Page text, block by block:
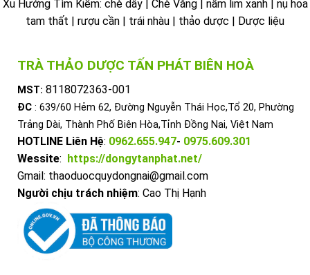
Xu Hướng Tìm Kiếm: chè dây | Chè Vằng | nấm lim xanh | nụ hoa
tam thất | rượu cần | trái nhàu | thảo dược | Dược liệu
TRÀ THẢO DƯỢC TẤN PHÁT BIÊN HOÀ
MST: 8118072363-001
ĐC : 639/60 Hẻm 62, Đường Nguyễn Thái Học,Tổ 20, Phường
Trảng Dài, Thành Phố Biên Hòa,Tỉnh Đồng Nai, Việt Nam
HOTLINE Liên Hệ: 0962.655.947- 0975.609.301
Wessite: https://dongytanphat.net/
Gmail: thaoduocquydongnai@gmail.com
Người chịu trách nhiệm: Cao Thị Hạnh